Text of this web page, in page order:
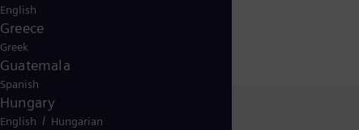
English
Greece
Greek
Guatemala
Spanish
Hungary
English / Hungarian